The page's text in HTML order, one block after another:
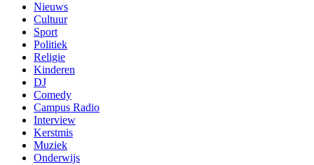
Nieuws
Cultuur
Sport
Politiek
Religie
Kinderen
DJ
Comedy
Campus Radio
Interview
Kerstmis
Muziek
Onderwijs